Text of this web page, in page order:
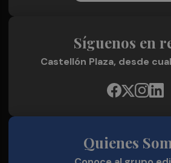
Síguenos en
Castellón Plaza, desde
Quienes